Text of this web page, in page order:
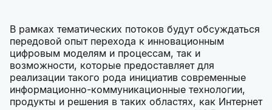
В рамках тематических потоков будут обсуждаться
передовой опыт перехода к инновационным
цифровым моделям и процессам, так и
возможности, которые предоставляет для
реализации такого рода инициатив современные
информационно-коммуникационные технологии,
продукты и решения в таких областях, как Интернет